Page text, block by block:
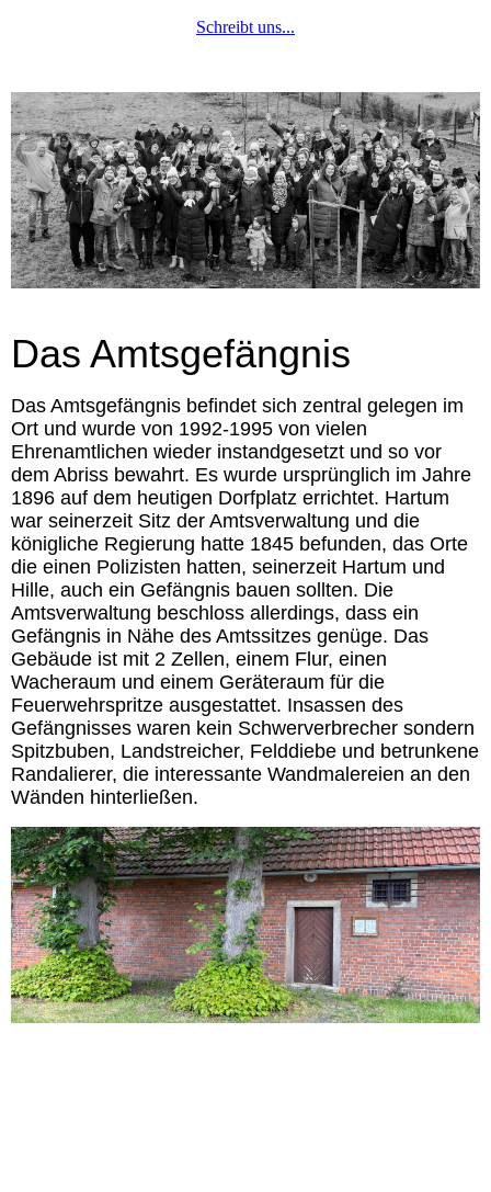
Schreibt uns...
Das Amtsgefängnis
Das Amtsgefängnis befindet sich zentral gelegen im
Ort und wurde von 1992-1995 von vielen
Ehrenamtlichen wieder instandgesetzt und so vor
dem Abriss bewahrt. Es wurde ursprünglich im Jahre
1896 auf dem heutigen Dorfplatz errichtet. Hartum
war seinerzeit Sitz der Amtsverwaltung und die
königliche Regierung hatte 1845 befunden, das Orte
die einen Polizisten hatten, seinerzeit Hartum und
Hille, auch ein Gefängnis bauen sollten. Die
Amtsverwaltung beschloss allerdings, dass ein
Gefängnis in Nähe des Amtssitzes genüge. Das
Gebäude ist mit 2 Zellen, einem Flur, einen
Wacheraum und einem Geräteraum für die
Feuerwehrspritze ausgestattet. Insassen des
Gefängnisses waren kein Schwerverbrecher sondern
Spitzbuben, Landstreicher, Felddiebe und betrunkene
Randalierer, die interessante Wandmalereien an den
Wänden hinterließen.